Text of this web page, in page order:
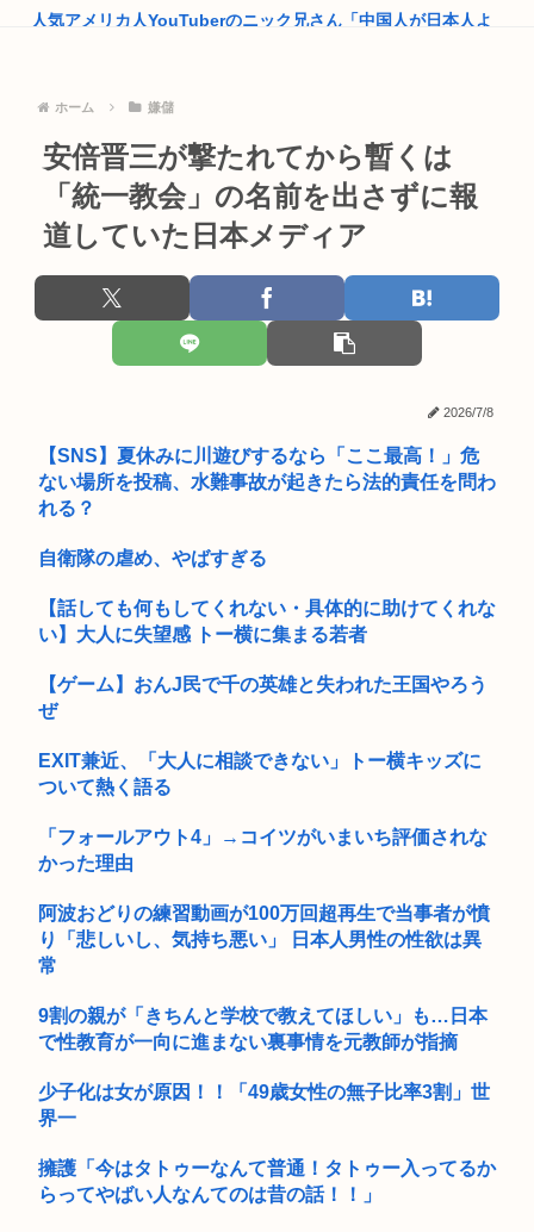
はっきり言う、無差別大量殺人を実行して死刑になりたい。
中国、やっぱり反高市でしたwww熊本の被災地に10トンの支
援物資...
ケンモメンの生きがいはなに？安倍晋三以外で
夏場のロリコンおま●こが蒸れ蒸れしててエッチなぷりきゅあ
といえば
高市早苗、今日長崎で平和祈念式典に参列して被爆体験者と面
会だって
バイデン前米大統領（83）死にそう 再選しなくてよかったな
「原爆はうそ」「放射線の被害はなかった」 信じる若者たち
人気アメリカ人YouTuberのニック兄さん「中国人が日本人よ
1989年に起きた出来事、ヤバすぎる
彼氏がいないと謳いケツのデカさで売れてタワマンを購入しプ
ロゲーマ...
ファン付き作業着使用男性熱中症で死亡 スポーツドリンクやゼ
リー飲...
中学生「手塚治虫や冨樫義博とか、絵が下手なのに 何で売れた
【議論】「宇宙の謎」と「死後の世界」って結局どこかで繋が
ってるよ...
高市早苗「寝てない」それは分かったが「徹夜したので辛くて
宿題やっ...
くれ
ずかしい...
GANTZ読んでるけどあの目が細いやつよりアイドルの方が良
くね？
ビニールハウスからシャインマスカット約200房を盗んだ無職
の男逮...
米津玄師さん、絵はプロレベルだった！！！
女子高生コスプレイヤー、夏の電車が臭くて苦言 「洋服は一回
全部熱...
ホーム 嫌儲
安倍晋三が撃たれてから暫くは
「統一教会」の名前を出さずに報
道していた日本メディア
2026/7/8
【SNS】夏休みに川遊びするなら「ここ最高！」危
ない場所を投稿、水難事故が起きたら法的責任を問わ
れる？
自衛隊の虐め、やばすぎる
【話しても何もしてくれない・具体的に助けてくれな
い】大人に失望感 トー横に集まる若者
【ゲーム】おんJ民で千の英雄と失われた王国やろう
ぜ
EXIT兼近、「大人に相談できない」トー横キッズに
ついて熱く語る
「フォールアウト4」→コイツがいまいち評価されな
かった理由
阿波おどりの練習動画が100万回超再生で当事者が憤
り「悲しいし、気持ち悪い」 日本人男性の性欲は異
常
9割の親が「きちんと学校で教えてほしい」も…日本
で性教育が一向に進まない裏事情を元教師が指摘
少子化は女が原因！！「49歳女性の無子比率3割」世
界一
擁護「今はタトゥーなんて普通！タトゥー入ってるか
らってやばい人なんてのは昔の話！！」